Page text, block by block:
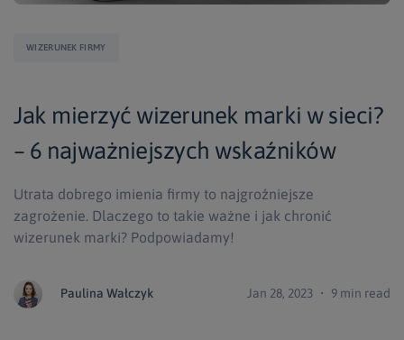
WIZERUNEK FIRMY
Jak mierzyć wizerunek marki w sieci?
– 6 najważniejszych wskaźników
Utrata dobrego imienia firmy to najgroźniejsze
zagrożenie. Dlaczego to takie ważne i jak chronić
wizerunek marki? Podpowiadamy!
Paulina Wałczyk Jan 28, 2023 ・ 9 min read